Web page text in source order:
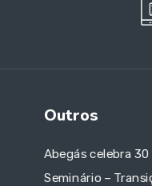
Outros
Abegás celebra 30
Seminário –